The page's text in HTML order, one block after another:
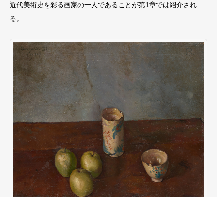
近代美術史を彩る画家の一人であることが第1章では紹介され
る。